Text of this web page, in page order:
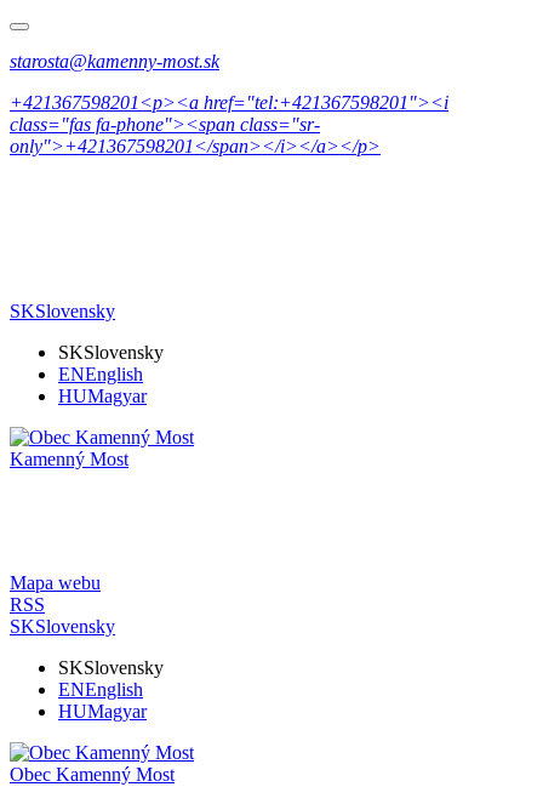
starosta@kamenny-most.sk
+421367598201<p><a href="tel:+421367598201"><i
class="fas fa-phone"><span class="sr-
only">+421367598201</span></i></a></p>
SKSlovensky
SKSlovensky
ENEnglish
HUMagyar
Kamenný Most
Mapa webu
RSS
SKSlovensky
SKSlovensky
ENEnglish
HUMagyar
Obec Kamenný Most